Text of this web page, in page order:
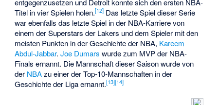
Titel in vier Spielen holen.[12] Das letzte Spiel dieser Serie
war ebenfalls das letzte Spiel in der NBA-Karriere von
einem der Superstars der Lakers und dem Spieler mit den
meisten Punkten in der Geschichte der NBA, Kareem
Abdul-Jabbar.Joe Dumars wurde zum MVP der NBA-
Finals ernannt. Die Mannschaft dieser Saison wurde von
der NBAzu einer der Top-10-Mannschaften in der
Geschichte der Liga ernannt.[13][14]